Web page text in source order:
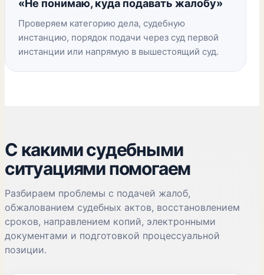
«Не понимаю, куда подавать жалобу»
Проверяем категорию дела, судебную
инстанцию, порядок подачи через суд первой
инстанции или напрямую в вышестоящий суд.
С какими судебными
ситуациями помогаем
Разбираем проблемы с подачей жалоб,
обжалованием судебных актов, восстановлением
сроков, направлением копий, электронными
документами и подготовкой процессуальной
позиции.